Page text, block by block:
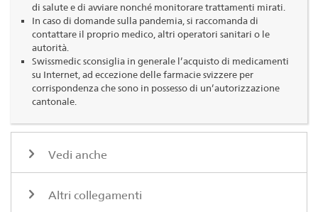
di salute e di avviare nonché monitorare trattamenti mirati.
In caso di domande sulla pandemia, si raccomanda di
contattare il proprio medico, altri operatori sanitari o le
autorità.
Swissmedic sconsiglia in generale l’acquisto di medicamenti
su Internet, ad eccezione delle farmacie svizzere per
corrispondenza che sono in possesso di un’autorizzazione
cantonale.
Vedi anche
Altri collegamenti